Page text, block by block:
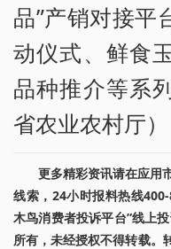
品”产销对接平
动仪式、鲜食
品种推介等系
省农业农村厅）
更多精彩资讯请在应用
线索，24小时报料热线
木鸟消费者投诉平台”线上
所有，未经授权不得转载